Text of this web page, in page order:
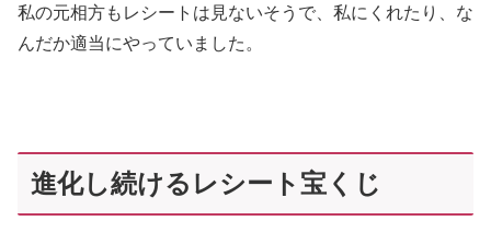
私の元相方もレシートは見ないそうで、私にくれたり、な
んだか適当にやっていました。
進化し続けるレシート宝くじ